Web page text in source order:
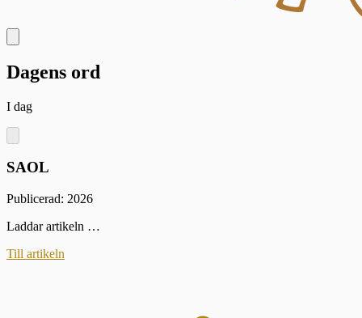
Dagens ord
I dag
SAOL
Publicerad: 2026
Laddar artikeln …
Till artikeln